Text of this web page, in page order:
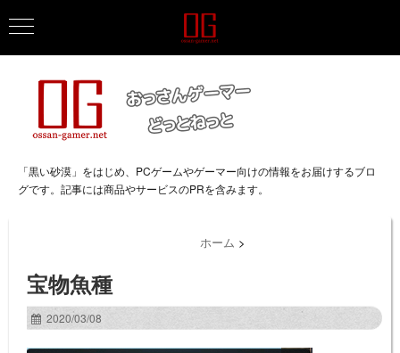
「黒い砂漠」をはじめ、PCゲームやゲーマー向けの情報をお届けするブロ
グです。記事には商品やサービスのPRを含みます。
ホーム >
宝物魚種
2020/03/08